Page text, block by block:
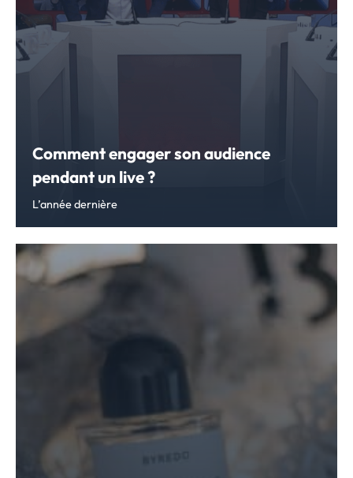
Comment engager son audience
pendant un live ?
L’année dernière